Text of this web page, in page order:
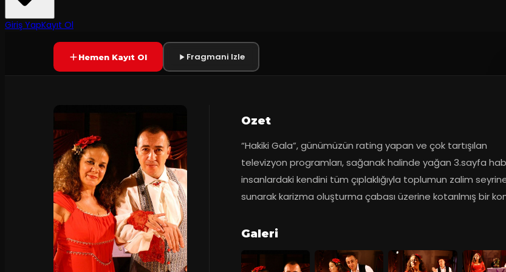
Giriş YapKayıt OlSONA ERDI
Hemen Kayıt Ol Fragmani Izle
Ozet
“Hakiki Gala”, günümüzün rating yapan ve çok tartışılan
televizyon programları, sağanak halinde yağan 3.sayfa
insanlardaki kendini tüm çıplaklığıyla toplumun zalim
sunarak karizma oluşturma çabası üzerine kotarılmış bir
Galeri